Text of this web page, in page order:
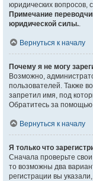
юридических вопросов,
Примечание
юридической силы..
Вернуться к началу
Почему я не могу
Возможно,
пользователей. Также
запретил имя, под
Обратитесь за
Вернуться к началу
Я только что
Сначала проверьте
то возможны два
регистрации вы